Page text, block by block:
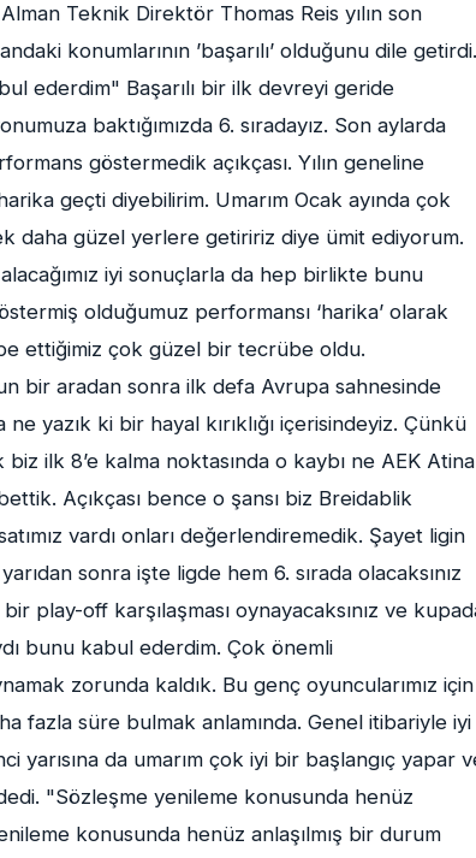
Teknik Direktör Thomas Reis yılın son
konumlarının ’başarılı’ olduğunu dile getirdi.
ederdim" Başarılı bir ilk devreyi geride
baktığımızda 6. sıradayız. Son aylarda
göstermedik açıkçası. Yılın geneline
geçti diyebilirim. Umarım Ocak ayında çok
daha güzel yerlere getiririz diye ümit ediyorum.
iyi sonuçlarla da hep birlikte bunu
olduğumuz performansı ‘harika’ olarak
ettiğimiz çok güzel bir tecrübe oldu.
bir aradan sonra ilk defa Avrupa sahnesinde
yazık ki bir hayal kırıklığı içerisindeyiz. Çünkü
ilk 8’e kalma noktasında o kaybı ne AEK Atina
Açıkçası bence o şansı biz Breidablik
vardı onları değerlendiremedik. Şayet ligin
sonra işte ligde hem 6. sırada olacaksınız
play-off karşılaşması oynayacaksınız ve
bunu kabul ederdim. Çok önemli
zorunda kaldık. Bu genç oyuncularımız için
fazla süre bulmak anlamında. Genel itibariyle iyi
da umarım çok iyi bir başlangıç yapar
"Sözleşme yenileme konusunda henüz
konusunda henüz anlaşılmış bir durum